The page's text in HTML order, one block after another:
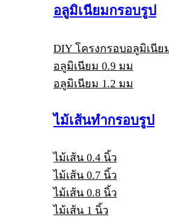
อลูมิเนียมกรอบรูป
DIY โครงกรอบอลูมิเนีย
อลูมิเนียม 0.9 มม
อลูมิเนียม 1.2 มม
ไม้เส้นทำกรอบรูป
ไม้เส้น 0.4 นิ้ว
ไม้เส้น 0.7 นิ้ว
ไม้เส้น 0.8 นิ้ว
ไม้เส้น 1 นิ้ว